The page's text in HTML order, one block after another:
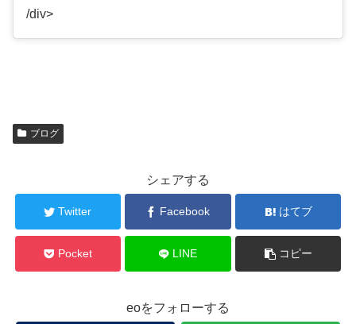
/div>
ブログ
シェアする
Twitter Facebook はてブ
Pocket LINE コピー
eoをフォローする